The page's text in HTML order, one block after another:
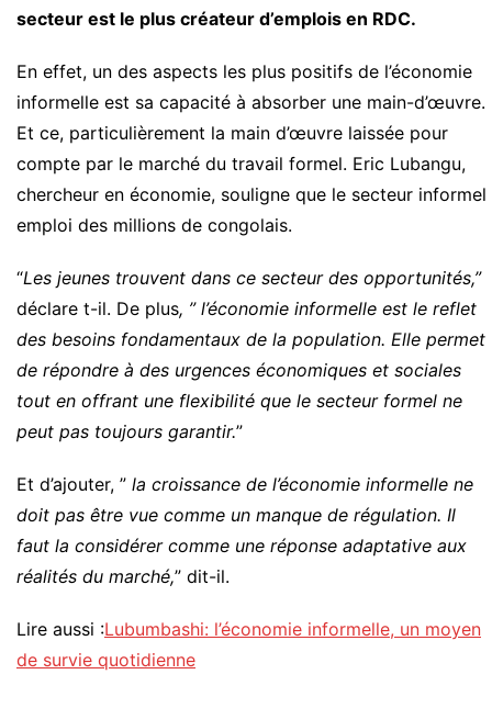
secteur est le plus créateur d’emplois en RDC.
En effet, un des aspects les plus positifs de l’économie
informelle est sa capacité à absorber une main-d’œuvre.
Et ce, particulièrement la main d’œuvre laissée pour
compte par le marché du travail formel. Eric Lubangu,
chercheur en économie, souligne que le secteur informel
emploi des millions de congolais.
“Les jeunes trouvent dans ce secteur des opportunités,”
déclare t-il. De plus, ” l’économie informelle est le reflet
des besoins fondamentaux de la population. Elle permet
de répondre à des urgences économiques et sociales
tout en offrant une flexibilité que le secteur formel ne
peut pas toujours garantir.”
Et d’ajouter, ” la croissance de l’économie informelle ne
doit pas être vue comme un manque de régulation. Il
faut la considérer comme une réponse adaptative aux
réalités du marché,” dit-il.
Lire aussi :Lubumbashi: l’économie informelle, un moyen
de survie quotidienne